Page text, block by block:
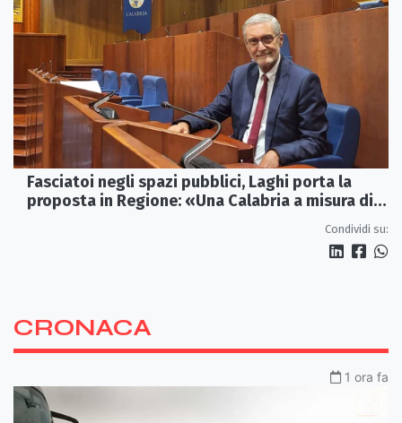
Fasciatoi negli spazi pubblici, Laghi porta la
proposta in Regione: «Una Calabria a misura di
Condividi su:
CRONACA
1 ora fa